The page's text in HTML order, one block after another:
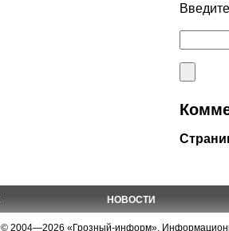
НОВОСТИ
© 2004—2026 «Грозный-информ»,